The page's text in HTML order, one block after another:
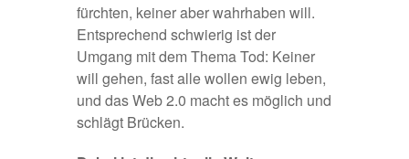
fürchten, keiner aber wahrhaben will.
Entsprechend schwierig ist der
Umgang mit dem Thema Tod: Keiner
will gehen, fast alle wollen ewig leben,
und das Web 2.0 macht es möglich und
schlägt Brücken.